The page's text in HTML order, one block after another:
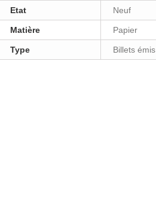
Etat Neuf
Matière Papier
Type Billets émis